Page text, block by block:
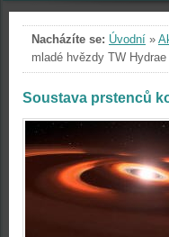
Nacházíte se: Úvodní »
mladé hvězdy TW Hydrae
Soustava prstenců